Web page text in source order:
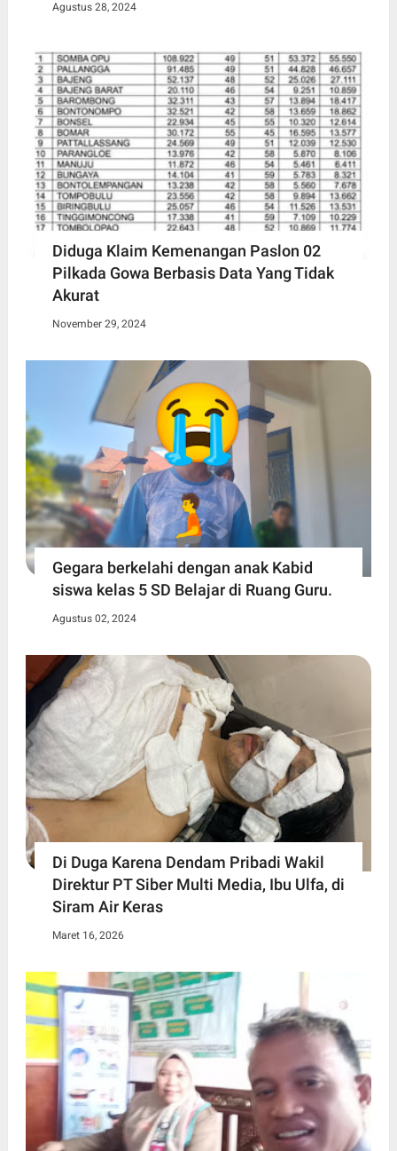
Agustus 28, 2024
Diduga Klaim Kemenangan Paslon 02
Pilkada Gowa Berbasis Data Yang Tidak
Akurat
November 29, 2024
Gegara berkelahi dengan anak Kabid
siswa kelas 5 SD Belajar di Ruang Guru.
Agustus 02, 2024
Di Duga Karena Dendam Pribadi Wakil
Direktur PT Siber Multi Media, Ibu Ulfa, di
Siram Air Keras
Maret 16, 2026